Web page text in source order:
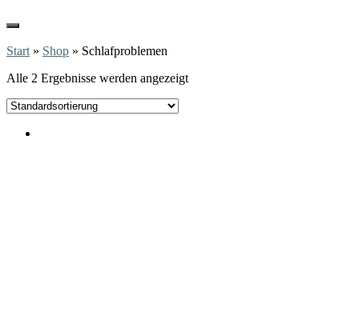
Start » Shop » Schlafproblemen
Alle 2 Ergebnisse werden angezeigt